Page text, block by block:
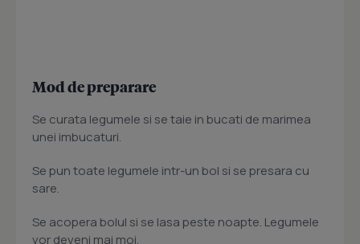
Mod de preparare
Se curata legumele si se taie in bucati de marimea
unei imbucaturi.
Se pun toate legumele intr-un bol si se presara cu
sare.
Se acopera bolul si se lasa peste noapte. Legumele
vor deveni mai moi.